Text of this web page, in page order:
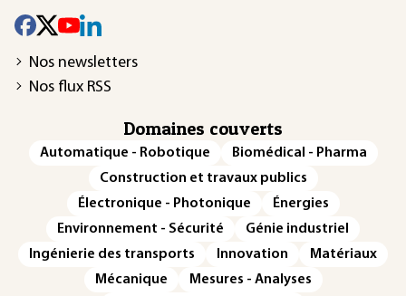
Nos newsletters
Nos flux RSS
Domaines couverts
Automatique - Robotique
Biomédical - Pharma
Construction et travaux publics
Électronique - Photonique
Énergies
Environnement - Sécurité
Génie industriel
Ingénierie des transports
Innovation
Matériaux
Mécanique
Mesures - Analyses